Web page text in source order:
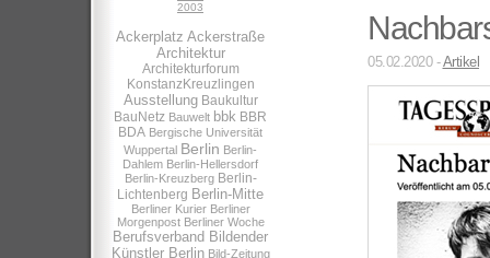
2003
Ackerplatz Ackerstraße
Architektur
Architekturforum
KonstanzKreuzlingen
Ausstellung Baukultur
BauNetz Bauwelt bbk BBR
BDA Bergische Universität
Wuppertal Berlin Berlin-
Dahlem Berlin-Hellersdorf
Berlin-Kreuzberg Berlin-
Lichtenberg Berlin-Mitte
Berliner Kurier Berliner
Morgenpost Berliner Woche
Berufsverband Bildender
Künstler Berlin Bild-Zeitung
05.02.2020 -Artikel